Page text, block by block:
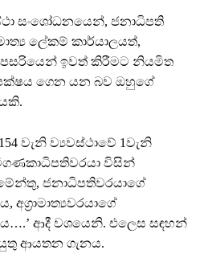
සංශෝධනයෙන්, ජනාධිපති
ලේකම් කාර්යාලයත්,
ඉවත් කිරීමට නියමිත
ගෙන යන බව ඔහුගේ
වැනි ව්‍යවස්ථාවේ 1වැනි
විසින්
ජනාධිපතිවරයාගේ
අග්‍රාමාත්‍යවරයාගේ
ආදී වශයෙනි. එලෙස සඳහන්
ආයතන ගැනය.